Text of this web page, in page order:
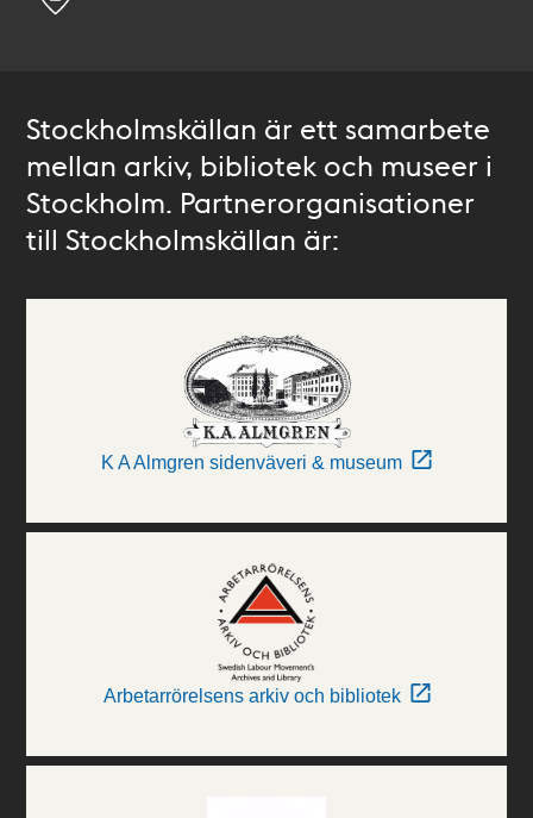
Stockholmskällan är ett samarbete
mellan arkiv, bibliotek och museer i
Stockholm. Partnerorganisationer
till Stockholmskällan är:
K A Almgren sidenväveri & museum
Arbetarrörelsens arkiv och bibliotek